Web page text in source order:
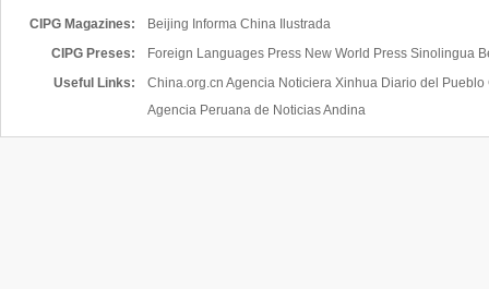
CIPG Magazines: Beijing Informa China Ilustrada
CIPG Preses:
Foreign Languages Press New World Press Sinolingua
Useful Links:
China.org.cn Agencia Noticiera Xinhua Diario del Pueblo
Agencia Peruana de Noticias Andina